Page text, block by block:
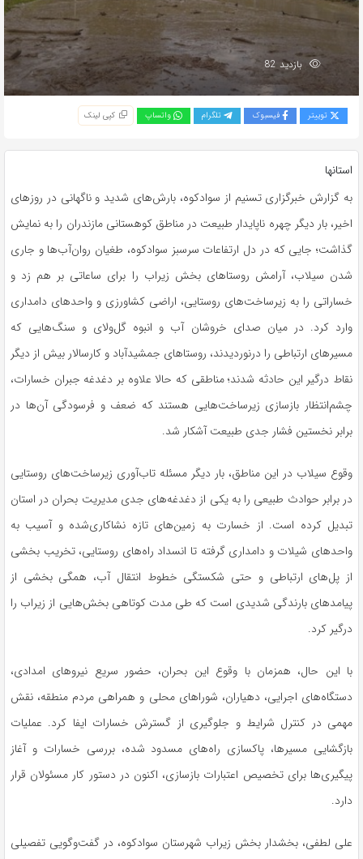
بازدید 82
توییتر فیسبوک تلگرام واتساپ کپی لینک
استانها
به گزارش خبرگزاری تسنیم از سوادکوه، بارش‌های شدید و ناگهانی در روزهای
اخیر، بار دیگر چهره ناپایدار طبیعت در مناطق کوهستانی مازندران را به نمایش
گذاشت؛ جایی که در دل ارتفاعات سرسبز سوادکوه، طغیان روان‌آب‌ها و جاری
شدن سیلاب، آرامش روستاهای بخش زیراب را برای ساعاتی بر هم زد و
خساراتی را به زیرساخت‌های روستایی، اراضی کشاورزی و واحدهای دامداری
وارد کرد. در میان صدای خروشان آب و انبوه گل‌ولای و سنگ‌هایی که
مسیرهای ارتباطی را درنوردیدند، روستاهای جمشیدآباد و کارسالار بیش از دیگر
نقاط درگیر این حادثه شدند؛ مناطقی که حالا علاوه بر دغدغه جبران خسارات،
چشم‌انتظار بازسازی زیرساخت‌هایی هستند که ضعف و فرسودگی آن‌ها در
برابر نخستین فشار جدی طبیعت آشکار شد.
وقوع سیلاب در این مناطق، بار دیگر مسئله تاب‌آوری زیرساخت‌های روستایی
در برابر حوادث طبیعی را به یکی از دغدغه‌های جدی مدیریت بحران در استان
تبدیل کرده است. از خسارت به زمین‌های تازه نشاکاری‌شده و آسیب به
واحدهای شیلات و دامداری گرفته تا انسداد راه‌های روستایی، تخریب بخشی
از پل‌های ارتباطی و حتی شکستگی خطوط انتقال آب، همگی بخشی از
پیامدهای بارندگی شدیدی است که طی مدت کوتاهی بخش‌هایی از زیراب را
درگیر کرد.
با این حال، همزمان با وقوع این بحران، حضور سریع نیروهای امدادی،
دستگاه‌های اجرایی، دهیاران، شوراهای محلی و همراهی مردم منطقه، نقش
مهمی در کنترل شرایط و جلوگیری از گسترش خسارات ایفا کرد. عملیات
بازگشایی مسیرها، پاکسازی راه‌های مسدود شده، بررسی خسارات و آغاز
پیگیری‌ها برای تخصیص اعتبارات بازسازی، اکنون در دستور کار مسئولان قرار
دارد.
علی لطفی، بخشدار بخش زیراب شهرستان سوادکوه، در گفت‌وگویی تفصیلی